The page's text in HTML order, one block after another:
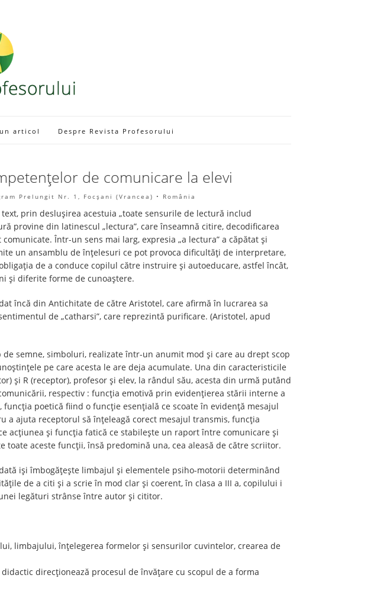
articol Despre Revista Profesorului
de comunicare la elevi
Prelungit Nr. 1, Focșani (Vrancea) • România
prin deslușirea acestuia „toate sensurile de lectură includ
provine din latinescul „lectura”, care înseamnă citire, decodificarea
Într-un sens mai larg, expresia „a lectura” a căpătat și
un ansamblu de înțelesuri ce pot provoca dificultăți de interpretare,
de a conduce copilul către instruire și autoeducare, astfel încât,
și diferite forme de cunoaștere.
încă din Antichitate de către Aristotel, care afirmă în lucrarea sa
de „catharsi”, care reprezintă purificare. (Aristotel, apud
semne, simboluri, realizate într-un anumit mod și care au drept scop
pe care acesta le are deja acumulate. Una din caracteristicile
și R (receptor), profesor și elev, la rândul său, acesta din urmă putând
respectiv : funcția emotivă prin evidențierea stării interne a
poetică fiind o funcție esențială ce scoate în evidență mesajul
ajuta receptorul să înțeleagă corect mesajul transmis, funcția
acțiunea și funcția fatică ce stabilește un raport între comunicare și
aceste funcții, însă predomină una, cea aleasă de către scriitor.
iși îmbogățește limbajul și elementele psiho-motorii determinând
de a citi și a scrie în mod clar și coerent, în clasa a III a, copilului i
legături strânse între autor și cititor.
limbajului, înțelegerea formelor și sensurilor cuvintelor, crearea de
direcționează procesul de învățare cu scopul de a forma